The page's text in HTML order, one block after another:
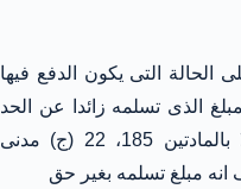
الحالة التى يكون الدفع فيها
الذى تسلمه زائدا عن الحد
الاقصى وذلك من وقت تسلمه عملا بالمادتين 185، 22 (ج) مدنى
مبلغ تسلمه بغير حق